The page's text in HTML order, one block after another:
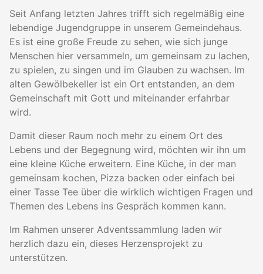
Seit Anfang letzten Jahres trifft sich regelmäßig eine
lebendige Jugendgruppe in unserem Gemeindehaus.
Es ist eine große Freude zu sehen, wie sich junge
Menschen hier versammeln, um gemeinsam zu lachen,
zu spielen, zu singen und im Glauben zu wachsen. Im
alten Gewölbekeller ist ein Ort entstanden, an dem
Gemeinschaft mit Gott und miteinander erfahrbar
wird.
Damit dieser Raum noch mehr zu einem Ort des
Lebens und der Begegnung wird, möchten wir ihn um
eine kleine Küche erweitern. Eine Küche, in der man
gemeinsam kochen, Pizza backen oder einfach bei
einer Tasse Tee über die wirklich wichtigen Fragen und
Themen des Lebens ins Gespräch kommen kann.
Im Rahmen unserer Adventssammlung laden wir
herzlich dazu ein, dieses Herzensprojekt zu
unterstützen.